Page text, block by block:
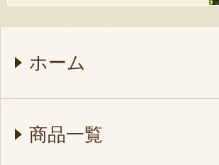
ホーム
商品一覧